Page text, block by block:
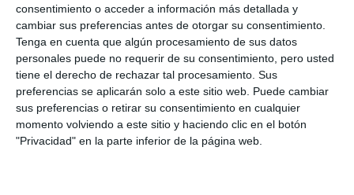
consentimiento o acceder a información más detallada y
cambiar sus preferencias antes de otorgar su consentimiento.
Tenga en cuenta que algún procesamiento de sus datos
personales puede no requerir de su consentimiento, pero usted
tiene el derecho de rechazar tal procesamiento. Sus
preferencias se aplicarán solo a este sitio web. Puede cambiar
sus preferencias o retirar su consentimiento en cualquier
momento volviendo a este sitio y haciendo clic en el botón
"Privacidad" en la parte inferior de la página web.